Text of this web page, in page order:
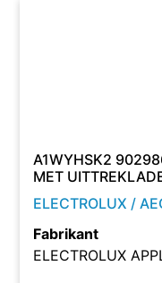
A1WYHSK2
MET
ELECTROLUX /
Fabrikant
ELECTROLUX